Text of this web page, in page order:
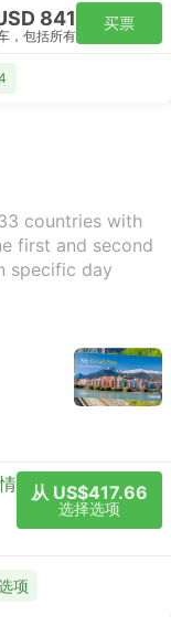
841
，包括所有
买票
countries with
first and second
specific day
从 US$417.66
选择选项
项